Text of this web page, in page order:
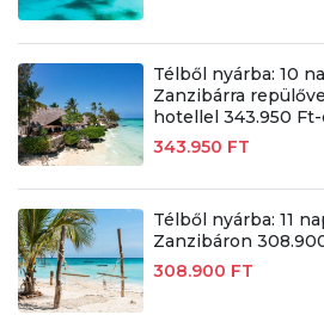
Télből nyárba: 10
Zanzibárra
hotellel 343.950
343.950 FT
Télből nyárba: 11
Zanzibáron
308.900 FT